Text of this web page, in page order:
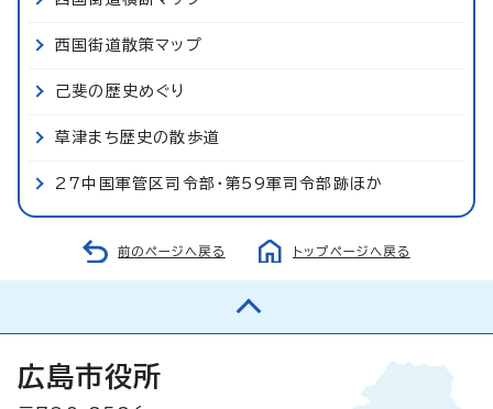
西国街道散策マップ
己斐の歴史めぐり
草津まち歴史の散歩道
27中国軍管区司令部・第59軍司令部跡ほか
前のページへ戻る トップページへ戻る
広島市役所